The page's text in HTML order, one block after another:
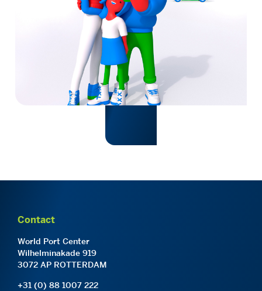
Contact
World Port Center
Wilhelminakade 919
3072 AP ROTTERDAM
+31 (0) 88 1007 222